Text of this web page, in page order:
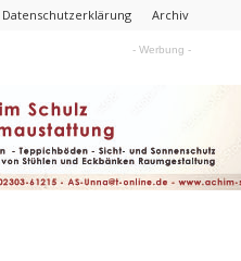
Datenschutzerklärung Archiv
- Werbung -